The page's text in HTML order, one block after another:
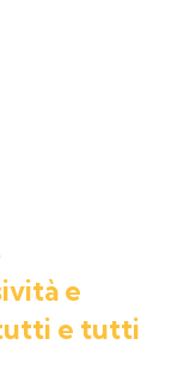
e
e tutti